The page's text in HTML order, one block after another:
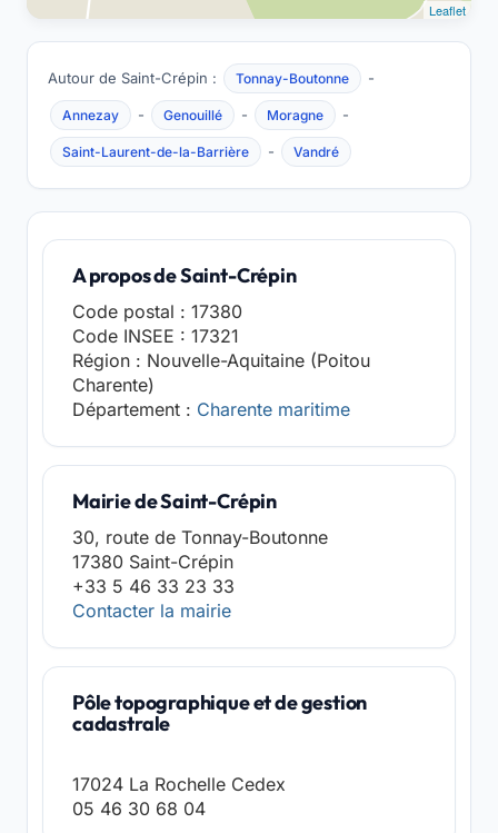
Leaflet
Autour de Saint-Crépin : Tonnay-Boutonne -
Annezay - Genouillé - Moragne -
Saint-Laurent-de-la-Barrière - Vandré
A propos de Saint-Crépin
Code postal : 17380
Code INSEE : 17321
Région : Nouvelle-Aquitaine (Poitou
Charente)
Département : Charente maritime
Mairie de Saint-Crépin
30, route de Tonnay-Boutonne
17380 Saint-Crépin
+33 5 46 33 23 33
Contacter la mairie
Pôle topographique et de gestion
cadastrale
17024 La Rochelle Cedex
05 46 30 68 04